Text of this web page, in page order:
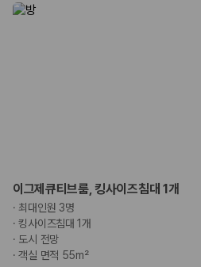
확인합니다.
실시간 예약:
제주렌트카 최저가는 차량 기본요금만으
함 여부, 면책금, 보상 한도, 옵션 비용, 취
로 저렴한 차량을 고를 수 있습니다.
2. 보험 조건은 가격만큼 중요합니다
완전자차와 슈퍼자차는 업체별 보장 범
는 제주 렌트카 가격과 함께 보험 조건을
이그제큐티브룸, 킹사이즈침대 1개
· 최대인원 3명
·킹사이즈침대 1개
· 도시 전망
·객실 면적 55m²